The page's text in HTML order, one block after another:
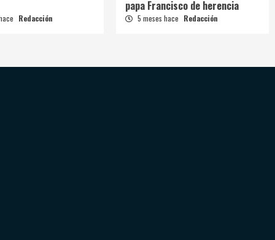
Redacción
papa Francisco de herencia
5 meses hace Redacción